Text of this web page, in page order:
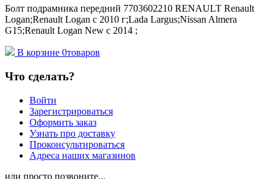
Болт подрамника передний 7703602210 RENAULT Renault
Logan;Renault Logan c 2010 г;Lada Largus;Nissan Almera
G15;Renault Logan New с 2014 ;
В корзине 0товаров
Что сделать?
Войти
Зарегистрироваться
Оформить заказ
Узнать про доставку
Проконсультироваться
Адреса наших магазинов
или просто позвоните...